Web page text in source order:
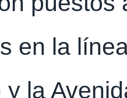
en la
y la